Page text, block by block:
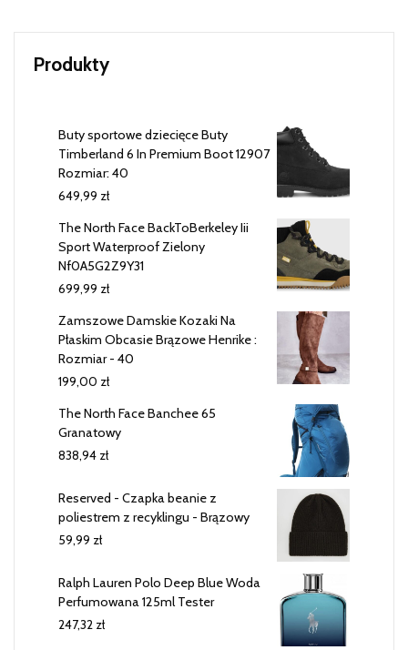
Produkty
Buty sportowe dziecięce Buty
Timberland 6 In Premium Boot 12907
Rozmiar: 40
649,99 zł
The North Face BackToBerkeley Iii
Sport Waterproof Zielony
Nf0A5G2Z9Y31
699,99 zł
Zamszowe Damskie Kozaki Na
Płaskim Obcasie Brązowe Henrike :
Rozmiar - 40
199,00 zł
The North Face Banchee 65
Granatowy
838,94 zł
Reserved - Czapka beanie z
poliestrem z recyklingu - Brązowy
59,99 zł
Ralph Lauren Polo Deep Blue Woda
Perfumowana 125ml Tester
247,32 zł